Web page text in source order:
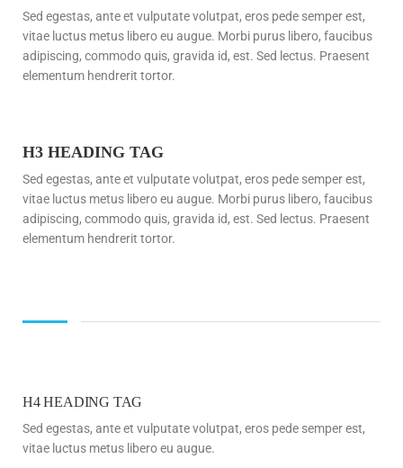
Sed egestas, ante et vulputate volutpat, eros pede semper est,
vitae luctus metus libero eu augue. Morbi purus libero, faucibus
adipiscing, commodo quis, gravida id, est. Sed lectus. Praesent
elementum hendrerit tortor.
H3 HEADING TAG
Sed egestas, ante et vulputate volutpat, eros pede semper est,
vitae luctus metus libero eu augue. Morbi purus libero, faucibus
adipiscing, commodo quis, gravida id, est. Sed lectus. Praesent
elementum hendrerit tortor.
H4 HEADING TAG
Sed egestas, ante et vulputate volutpat, eros pede semper est,
vitae luctus metus libero eu augue.